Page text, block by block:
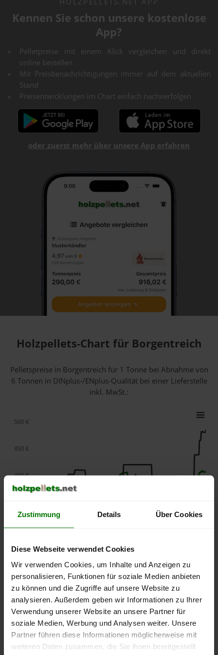
Zustimmung Details Über Cookies
Diese Webseite verwendet Cookies
Wir verwenden Cookies, um Inhalte und Anzeigen zu
personalisieren, Funktionen für soziale Medien anbieten
zu können und die Zugriffe auf unsere Website zu
analysieren. Außerdem geben wir Informationen zu Ihrer
Verwendung unserer Website an unsere Partner für
soziale Medien, Werbung und Analysen weiter. Unsere
Partner führen diese Informationen möglicherweise mit
weiteren Daten zusammen, die Sie ihnen bereitgestellt
Kennen Sie schon unsere kostenlose
App?
Pelletpreise mit einem Klick vergleichen und direkt
online bestellen
Mit Preisbenachrichtigungen immer auf dem aktuellen
Stand
Preisentwicklungen im Chart einfach nachverfolgen
oder zuerst mehr über unsere App erfahren
Holzpellets-Chart für Borgentreich
Pelletspreise in Borgentreich für 1 Tonne bei Abnahmevon
6 Tonnen in DINplus-/ENplus-Qualität bei einer Lieferstelle
inkl. MwSt.:
lose Ware Sackware
September
Januar
Mai
300 €
400 €
450 €
500 €
Die aktuelle Preisentwicklung für Holzpellets in Deutschland
können Sie jederzeit auf unsererPelletspreise -Seite
nachvollziehen.